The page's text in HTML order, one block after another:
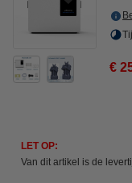
€
LET OP:
Van dit artikel is de